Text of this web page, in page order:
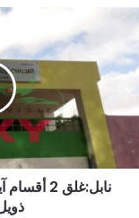
نابل:غلق